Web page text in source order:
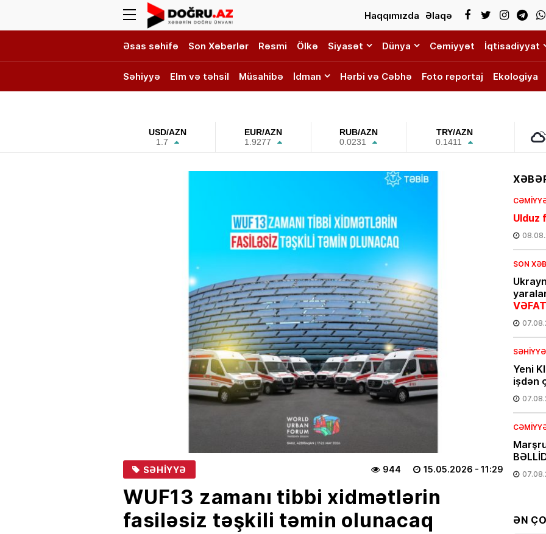
Haqqımızda Əlaqə
Əsas səhifə Son Xəbərlər Rəsmi Ölkə Siyasət Dünya Cəmiyyət İqtisadiyyat
Səhiyyə Elm və təhsil Müsahibə İdman Hərbi və Cəbhə Foto reportaj Ekologiya
USD/AZN
1.7
EUR/AZN
1.9277
RUB/AZN
0.0231
TRY/AZN
0.1411
SƏHIYYƏ 15.05.2026 - 11:29
944
WUF13 zamanı tibbi xidmətlərin
fasiləsiz təşkili təmin olunacaq
Ulduz
SON
SƏHIYYƏ
Yeni
işdən
ƏN